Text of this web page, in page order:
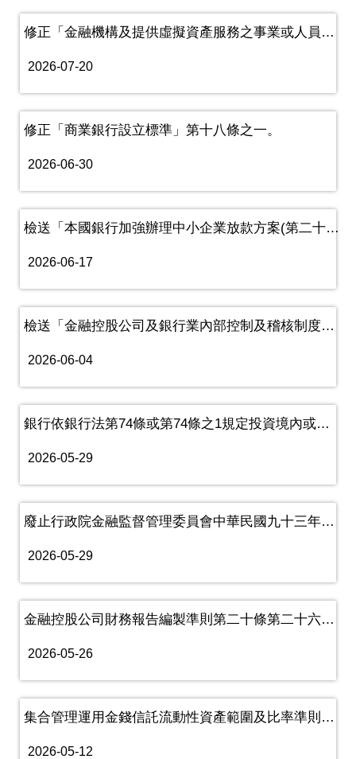
修正「金融機構及提供虛擬資產服務之事業或人員防制詐欺犯罪危害應遵......
2026-07-20
修正「商業銀行設立標準」第十八條之一。
2026-06-30
檢送「本國銀行加強辦理中小企業放款方案(第二十一期)」及修正條文......
2026-06-17
檢送「金融控股公司及銀行業內部控制及稽核制度實施辦法」第十一條、......
2026-06-04
銀行依銀行法第74條或第74條之1規定投資境內或境外有價證券，於......
2026-05-29
廢止行政院金融監督管理委員會中華民國九十三年十一月九日金管銀（四......
2026-05-29
金融控股公司財務報告編製準則第二十條第二十六款規定之解釋令
2026-05-26
集合管理運用金錢信託流動性資產範圍及比率準則第2條第4款規定解釋......
2026-05-12